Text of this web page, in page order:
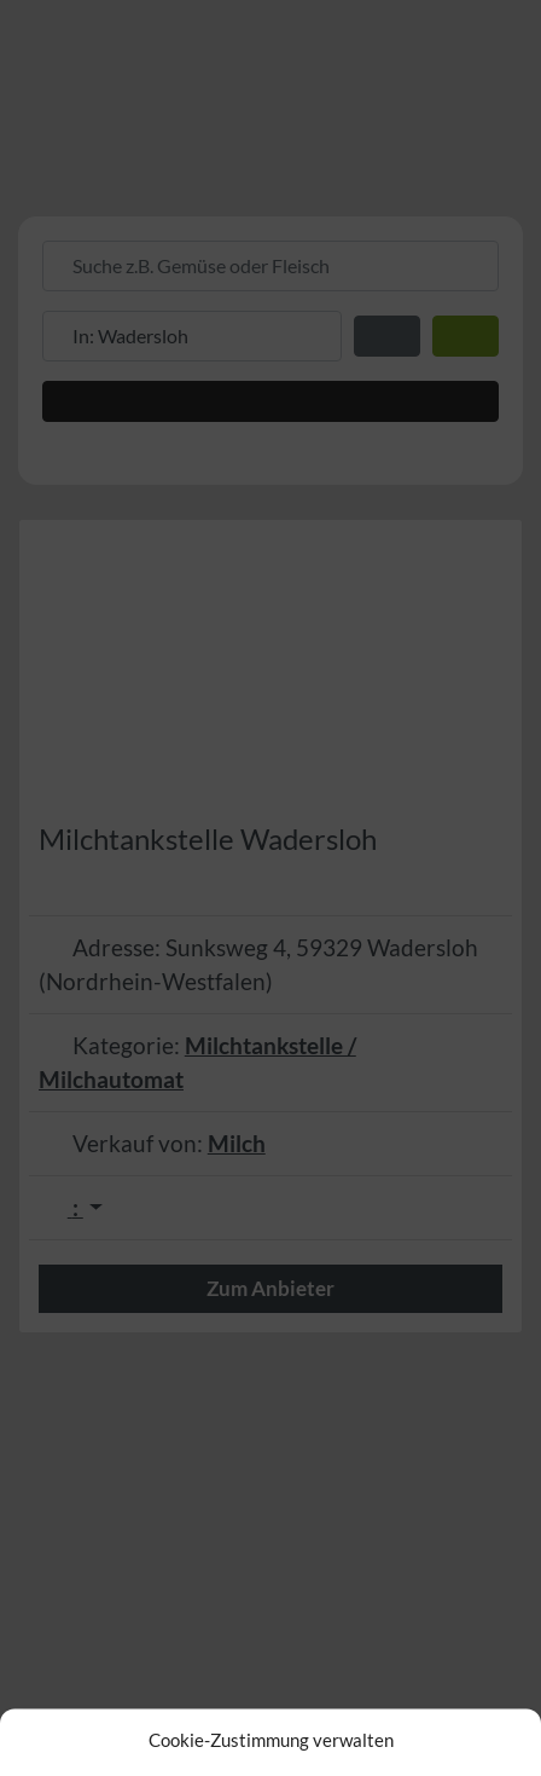
Cookie-Zustimmung verwalten
Milchtankstelle Wadersloh
Adresse: Sunksweg 4, 59329 Wadersloh
(Nordrhein-Westfalen)
Kategorie: Milchtankstelle /
Milchautomat
Verkauf von: Milch
:
Zum Anbieter